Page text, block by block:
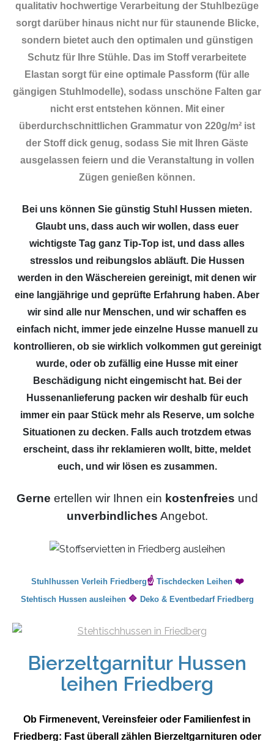
qualitativ hochwertige Verarbeitung der Stuhlbezüge
sorgt darüber hinaus nicht nur für staunende Blicke,
sondern bietet auch den optimalen und günstigen
Schutz für Ihre Stühle. Das im Stoff verarbeitete
Elastan sorgt für eine optimale Passform (für alle
gängigen Stuhlmodelle), sodass unschöne Falten gar
nicht erst entstehen können. Mit einer
überdurchschnittlichen Grammatur von 220g/m² ist
der Stoff dick genug, sodass Sie mit Ihren Gäste
ausgelassen feiern und die Veranstaltung in vollen
Zügen genießen können.
Bei uns können Sie günstig Stuhl Hussen mieten.
Glaubt uns, dass auch wir wollen, dass euer
wichtigste Tag ganz Tip-Top ist, und dass alles
stresslos und reibungslos abläuft. Die Hussen
werden in den Wäschereien gereinigt, mit denen wir
eine langjährige und geprüfte Erfahrung haben. Aber
wir sind alle nur Menschen, und wir schaffen es
einfach nicht, immer jede einzelne Husse manuell zu
kontrollieren, ob sie wirklich volkommen gut gereinigt
wurde, oder ob zufällig eine Husse mit einer
Beschädigung nicht eingemischt hat. Bei der
Hussenanlieferung packen wir deshalb für euch
immer ein paar Stück mehr als Reserve, um solche
Situationen zu decken. Falls auch trotzdem etwas
erscheint, dass ihr reklamieren wollt, bitte, meldet
euch, und wir lösen es zusammen.
Gerne ertellen wir Ihnen ein kostenfreies und
unverbindliches Angebot.
Stuhlhussen Verleih Friedberg☝️ Tischdecken Leihen ❤️
Stehtisch Hussen ausleihen 🔷 Deko & Eventbedarf Friedberg
Bierzeltgarnitur Hussen
leihen Friedberg
Ob Firmenevent, Vereinsfeier oder Familienfest in
Friedberg: Fast überall zählen Bierzeltgarnituren oder